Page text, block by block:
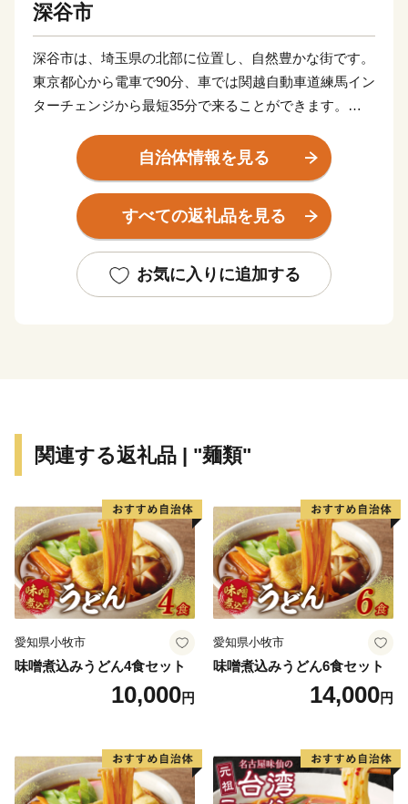
深谷市
深谷市は、埼玉県の北部に位置し、自然豊かな街です。
東京都心から電車で90分、車では関越自動車道練馬イン
ターチェンジから最短35分で来ることができます。
肥沃な土壌に恵まれ「深谷ねぎ」をはじめとする農畜産
物が盛んであり、「関東の台所」としての役割も果たし
ています。また、生産量トップクラスのユリ、チューリ
ップなど花き栽培や造園業も盛んです。
また、最近２０２４年度7月に１万円紙幣のデザインで
話題となった、近代経済の父といわれる渋沢栄一は深谷
の肖像、裏面は東京駅となっていますが、東京駅で使用
日本煉瓦製造会社（後の日本煉瓦製造株式会社）の上敷
免工場（深谷市）で作られたものも使われており、いず
れも深谷市と関わりの深いものとなっています。
さらに、イメージキャラクターの「ふっかちゃん」は、
今後も、深谷の魅力を全国の皆さんにお届けしていきま
すので、よろしくおネギしまぁ～す。
ーーーーーーーーーーーーーーーーーーーーーーーーー
自治体情報を見る
すべての返礼品を見る
お気に入りに追加する
関連する返礼品 | "麺類"
愛知県小牧市
味噌煮込みうどん4食セット
10,000円
愛知県小牧市
味噌煮込みうどん6食セット
14,000円